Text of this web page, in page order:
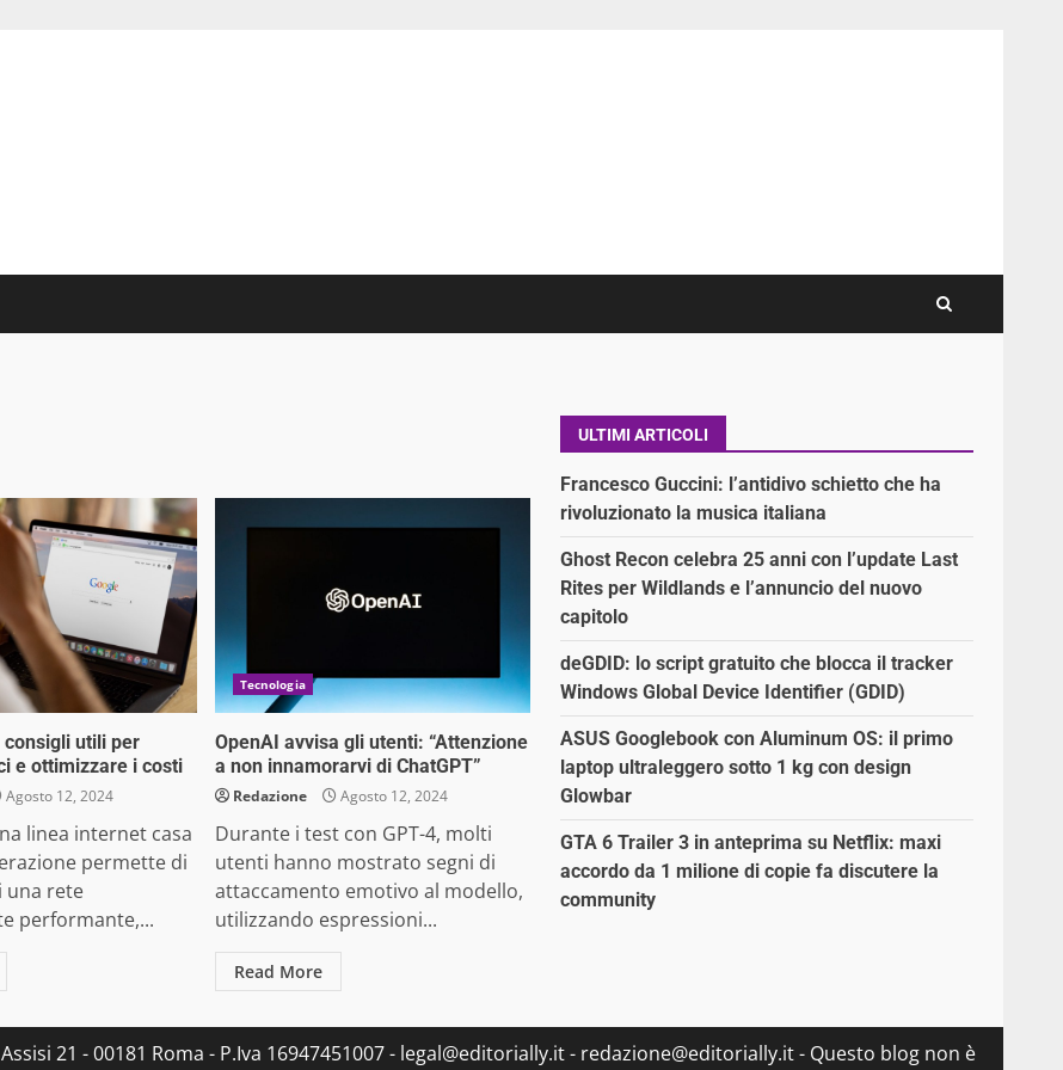
utili per
e ottimizzare i costi
Agosto 12, 2024
linea internet casa
permette di
una rete
performante,...
Tecnologia
OpenAI avvisa gli utenti: “Attenzione
a non innamorarvi di ChatGPT”
Redazione Agosto 12, 2024
Durante i test con GPT-4, molti
utenti hanno mostrato segni di
attaccamento emotivo al modello,
utilizzando espressioni...
Read More
ULTIMI ARTICOLI
Francesco Guccini: l’antidivo schietto che ha
rivoluzionato la musica italiana
Ghost Recon celebra 25 anni con l’update Last
Rites per Wildlands e l’annuncio del nuovo
capitolo
deGDID: lo script gratuito che blocca il tracker
Windows Global Device Identifier (GDID)
ASUS Googlebook con Aluminum OS: il primo
laptop ultraleggero sotto 1 kg con design
Glowbar
GTA 6 Trailer 3 in anteprima su Netflix: maxi
accordo da 1 milione di copie fa discutere la
community
21 - 00181 Roma - P.Iva 16947451007 - legal@editorially.it - redazione@editorially.it - Questo blog non è